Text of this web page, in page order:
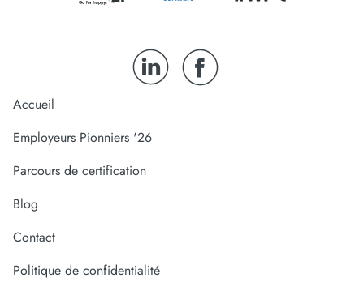
Accueil
Employeurs Pionniers '26
Parcours de certification
Blog
Contact
Politique de confidentialité